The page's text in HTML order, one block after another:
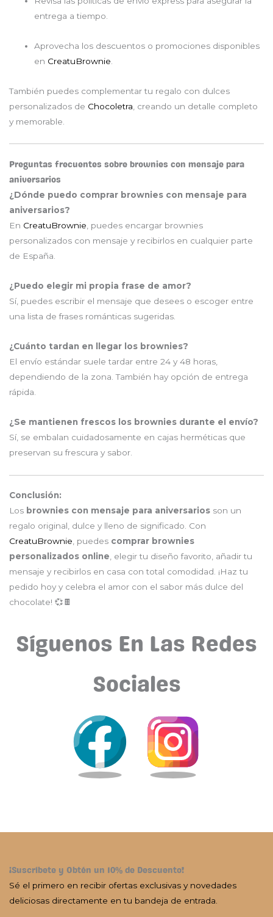
entrega a tiempo.
Aprovecha los descuentos o promociones disponibles
en CreatuBrownie
También puedes complementar tu regalo con dulces
personalizados de Chocoletra , creando un detalle completo
y memorable.
Preguntas frecuentes sobre brownies con mensaje para
aniversarios
¿Dónde puedo comprar brownies con mensaje para
aniversarios?
En CreatuBrownie , puedes encargar brownies
personalizados con mensaje y recibirlos en cualquier parte
de España.
¿Puedo elegir mi propia frase de amor?
Sí, puedes escribir el mensaje que desees o escoger entre
una lista de frases románticas sugeridas.
¿Cuánto tardan en llegar los brownies?
El envío estándar suele tardar entre 24 y 48 horas,
dependiendo de la zona. También hay opción de entrega
rápida.
¿Se mantienen frescos los brownies durante el envío?
Sí, se embalan cuidadosamente en cajas herméticas que
preservan su frescura y sabor.
Conclusión:
Los brownies con mensaje para aniversarios son un
regalo original, dulce y lleno de significado. Con
CreatuBrownie, puedes comprar brownies
personalizados online, elegir tu diseño favorito, añadir tu
mensaje y recibirlos en casa con total comodidad. ¡Haz tu
pedido hoy y celebra el amor con el sabor más dulce del
chocolate! 💞🍫
Síguenos En Las Redes
Sociales
¡Suscríbete y Obtén un 10% de Descuento!
Sé el primero en recibir ofertas exclusivas y novedades
deliciosas directamente en tu bandeja de entrada.